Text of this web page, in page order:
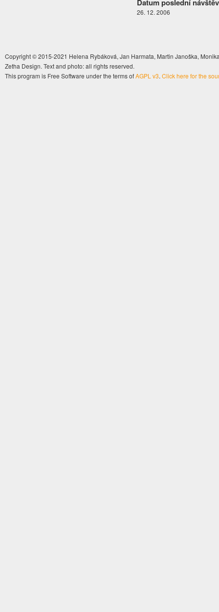
Datum poslední
26. 12. 2006
Copyright © 2015-2021 Helena Rybáková, Jan Harmata, Martin Janoška,
Zetha Design. Text and photo: all rights reserved.
This program is Free Software under the terms ofAGPL v3. Click here for the